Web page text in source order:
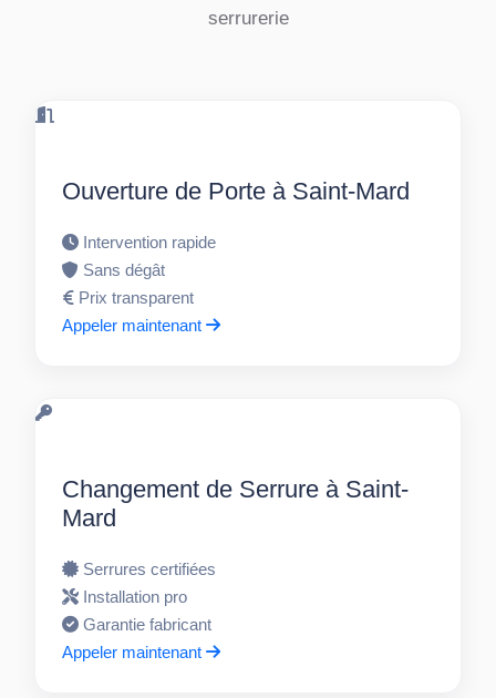
serrurerie
Ouverture de Porte à Saint-Mard
Intervention rapide
Sans dégât
Prix transparent
Appeler maintenant
Changement de Serrure à Saint-
Mard
Serrures certifiées
Installation pro
Garantie fabricant
Appeler maintenant